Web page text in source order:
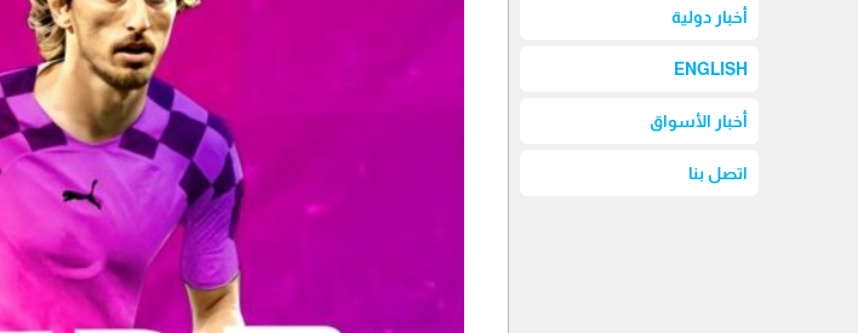
أخبار دولية
ENGLISH
أخبار الأسواق
اتصل بنا